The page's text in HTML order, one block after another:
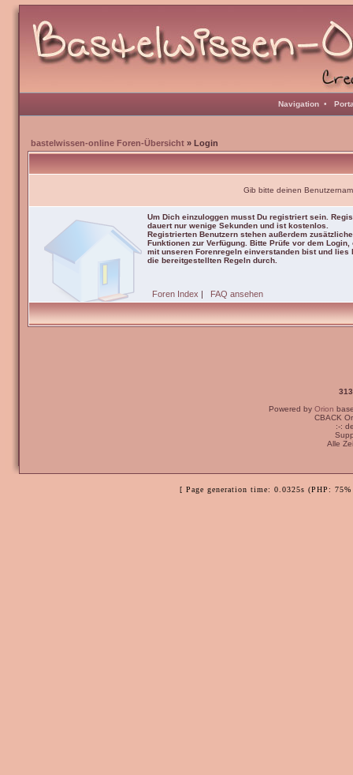
Navigation •
bastelwissen-online Foren-Übersicht » Login
Gib bitte deinen
Um Dich einzuloggen musst Du registriert sein.
dauert nur wenige Sekunden und ist kostenlos.
Registrierten Benutzern stehen außerdem zusätzliche
Funktionen zur Verfügung. Bitte Prüfe vor dem Login,
mit unseren Forenregeln einverstanden bist und lies
die bereitgestellten Regeln durch.
Foren Index | FAQ ansehen
Powered by Orion
CBACK
:-:
Alle
[ Page generation time: 0.0325s (PHP: